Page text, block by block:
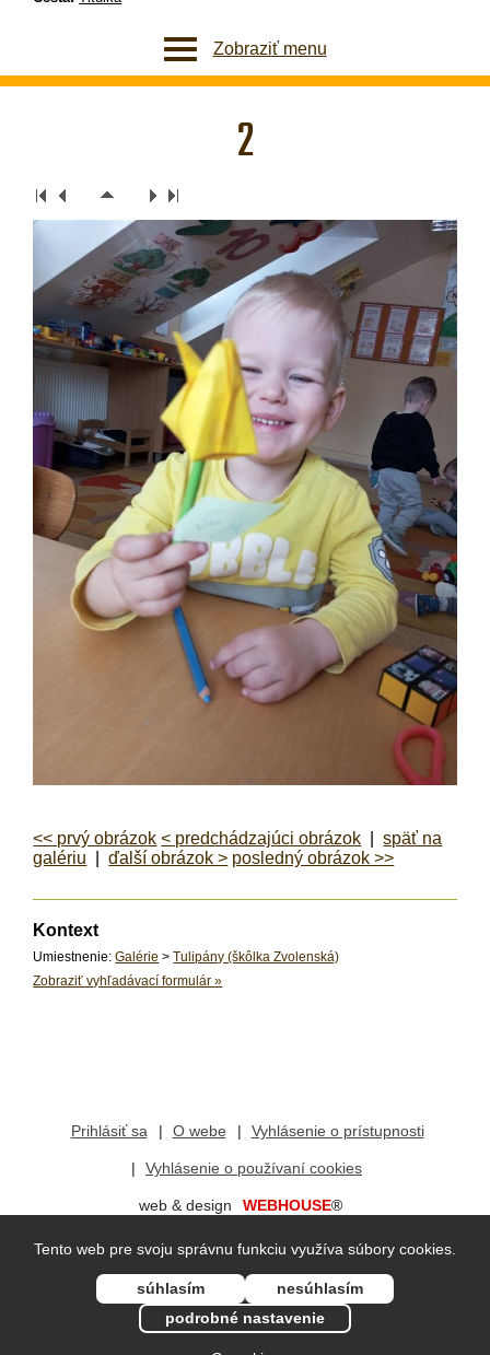
Zobraziť menu
2
<< prvý obrázok < predchádzajúci obrázok |späť na
galériu |ďalší obrázok > posledný obrázok >>
Kontext
Umiestnenie:Galérie >Tulipány (škôlka Zvolenská)
Zobraziť vyhľadávací formulár»
Prihlásiť sa O webe Vyhlásenie o prístupnosti
Vyhlásenie o používaní cookies
web & design WEBHOUSE®
redakčný systém
vis mo®
Tento web pre svoju správnu funkciu využíva súbory cookies.
súhlasím
nesúhlasím
podrobné nastavenie